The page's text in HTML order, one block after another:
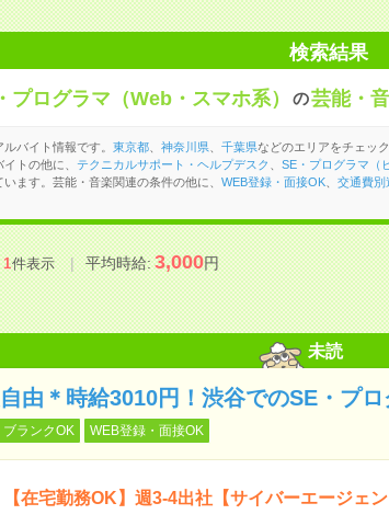
検索結果
プログラマ（Web・スマホ系） の芸能・
バイト情報です。 東京都、 神奈川県、 千葉県などのエリアをチェッ
トの他に、 テクニカルサポート・ヘルプデスク SE・プログラマ（
います。芸能・音楽関連の条件の他に、 WEB登録・面接OK、 交通費別
1件表示 平均時給:3,000円
未読
由＊時給3010円！渋谷でのSE・プロ
ブランクOK WEB登録・面接OK
【在宅勤務OK】週3-4出社【サイバーエージェ